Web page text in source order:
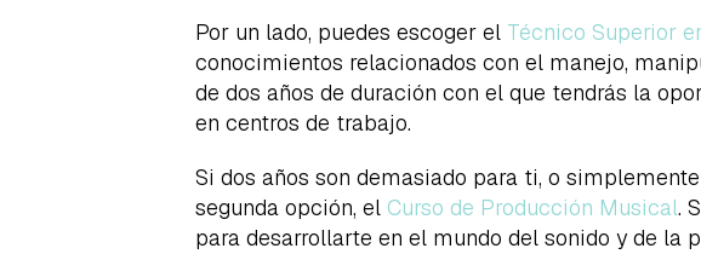
Por un lado, puedes escoger el Técnico Superior
conocimientos relacionados con el manejo,
de dos años de duración con el que tendrás la
en centros de trabajo.
Si dos años son demasiado para ti, o
segunda opción, el Curso de Producción Musical.
para desarrollarte en el mundo del sonido y de la